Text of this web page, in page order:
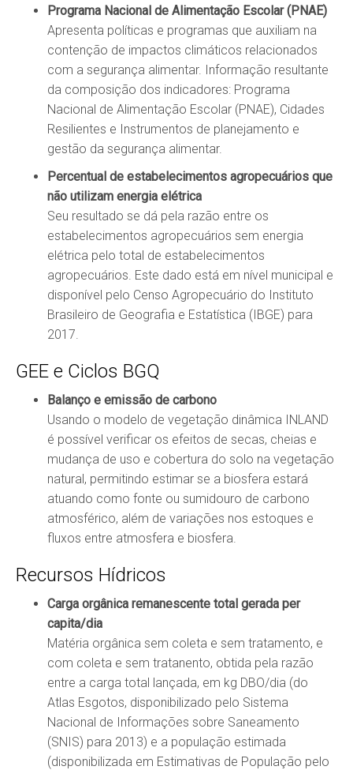
Programa Nacional de Alimentação Escolar (PNAE)
Apresenta políticas e programas que auxiliam na
contenção de impactos climáticos relacionados
com a segurança alimentar. Informação resultante
da composição dos indicadores: Programa
Nacional de Alimentação Escolar (PNAE), Cidades
Resilientes e Instrumentos de planejamento e
gestão da segurança alimentar.
Percentual de estabelecimentos agropecuários que
não utilizam energia elétrica
Seu resultado se dá pela razão entre os
estabelecimentos agropecuários sem energia
elétrica pelo total de estabelecimentos
agropecuários. Este dado está em nível municipal e
disponível pelo Censo Agropecuário do Instituto
Brasileiro de Geografia e Estatística (IBGE) para
2017.
GEE e Ciclos BGQ
Balanço e emissão de carbono
Usando o modelo de vegetação dinâmica INLAND
é possível verificar os efeitos de secas, cheias e
mudança de uso e cobertura do solo na vegetação
natural, permitindo estimar se a biosfera estará
atuando como fonte ou sumidouro de carbono
atmosférico, além de variações nos estoques e
fluxos entre atmosfera e biosfera.
Recursos Hídricos
Carga orgânica remanescente total gerada per
capita/dia
Matéria orgânica sem coleta e sem tratamento, e
com coleta e sem tratanento, obtida pela razão
entre a carga total lançada, em kg DBO/dia (do
Atlas Esgotos, disponibilizado pelo Sistema
Nacional de Informações sobre Saneamento
(SNIS) para 2013) e a população estimada
(disponibilizada em Estimativas de População pelo